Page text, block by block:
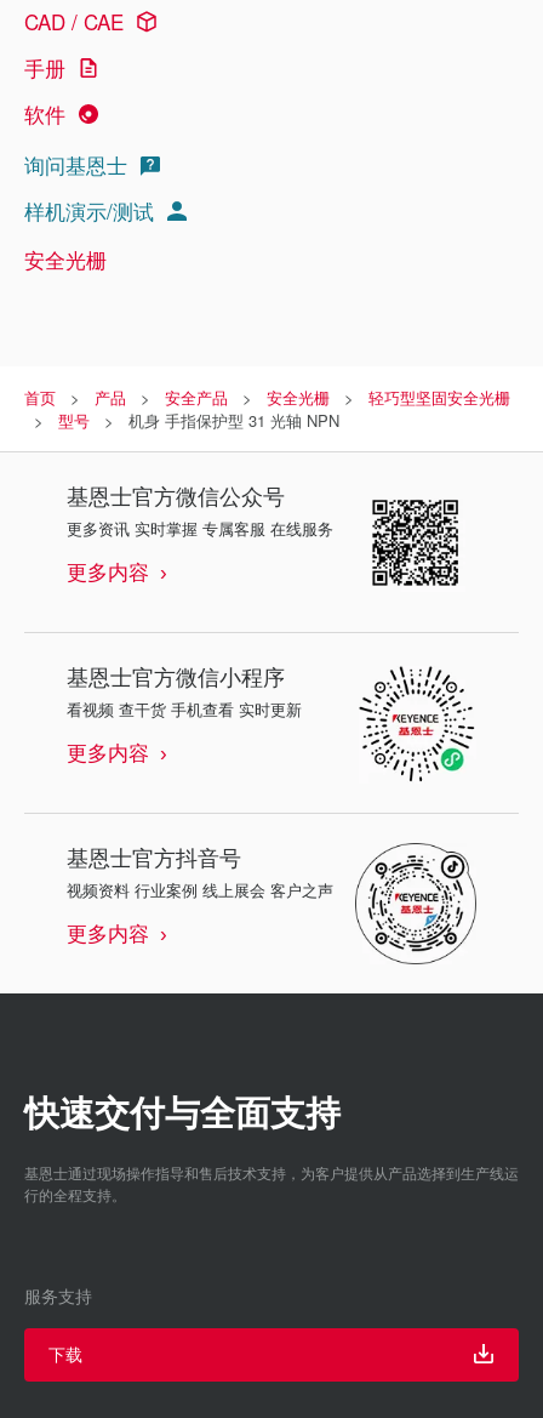
CAD / CAE
手册
软件
询问基恩士
样机演示/测试
安全光栅
首页 产品 安全产品 安全光栅
轻巧型坚固安全光栅
型号
机身 手指保护型 31 光轴 NPN
基恩士官方微信公众号
更多资讯 实时掌握 专属客服 在线服务
更多内容
基恩士官方微信小程序
看视频 查干货 手机查看 实时更新
更多内容
基恩士官方抖音号
视频资料 行业案例 线上展会 客户之声
更多内容
快速交付与全面支持
基恩士通过现场操作指导和售后技术支持，为客户提供从产品选择到生产线运
行的全程支持。
服务支持
下载